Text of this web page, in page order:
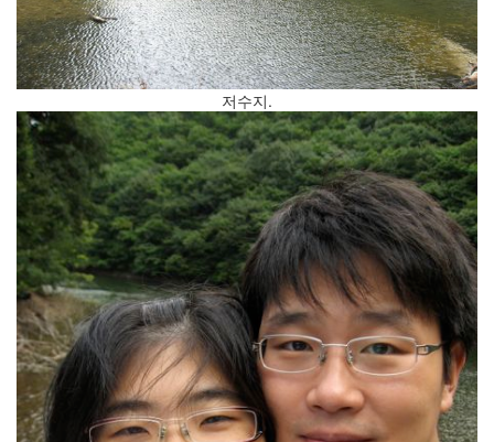
저수지.
추
천
(1)
한
(4)
채
우
기
(너
무
불
편
하
다
고
생
각
하
시...